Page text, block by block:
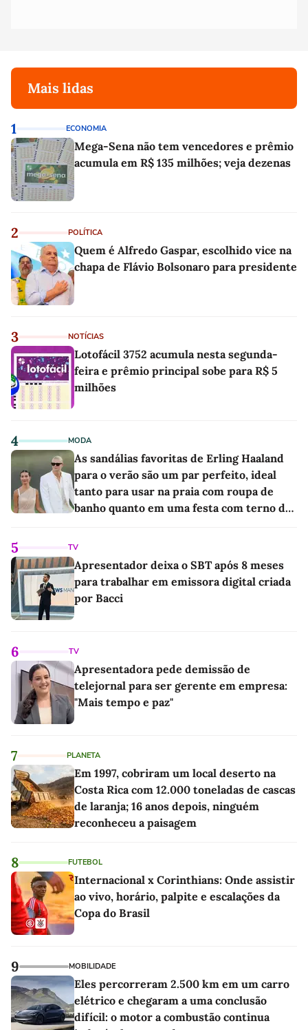
Mais lidas
1 ECONOMIA
Mega-Sena não tem vencedores e prêmio
acumula em R$ 135 milhões; veja dezenas
2 POLÍTICA
Quem é Alfredo Gaspar, escolhido vice na
chapa de Flávio Bolsonaro para presidente
3 NOTÍCIAS
Lotofácil 3752 acumula nesta segunda-
feira e prêmio principal sobe para R$ 5
milhões
4 MODA
As sandálias favoritas de Erling Haaland
para o verão são um par perfeito, ideal
tanto para usar na praia com roupa de
banho quanto em uma festa com terno de
5 TV
Apresentador deixa o SBT após 8 meses
para trabalhar em emissora digital criada
por Bacci
6 TV
Apresentadora pede demissão de
telejornal para ser gerente em empresa:
"Mais tempo e paz"
7 PLANETA
Em 1997, cobriram um local deserto na
Costa Rica com 12.000 toneladas de cascas
de laranja; 16 anos depois, ninguém
reconheceu a paisagem
8 FUTEBOL
Internacional x Corinthians: Onde assistir
ao vivo, horário, palpite e escalações da
Copa do Brasil
9 MOBILIDADE
Eles percorreram 2.500 km em um carro
elétrico e chegaram a uma conclusão
difícil: o motor a combustão continua